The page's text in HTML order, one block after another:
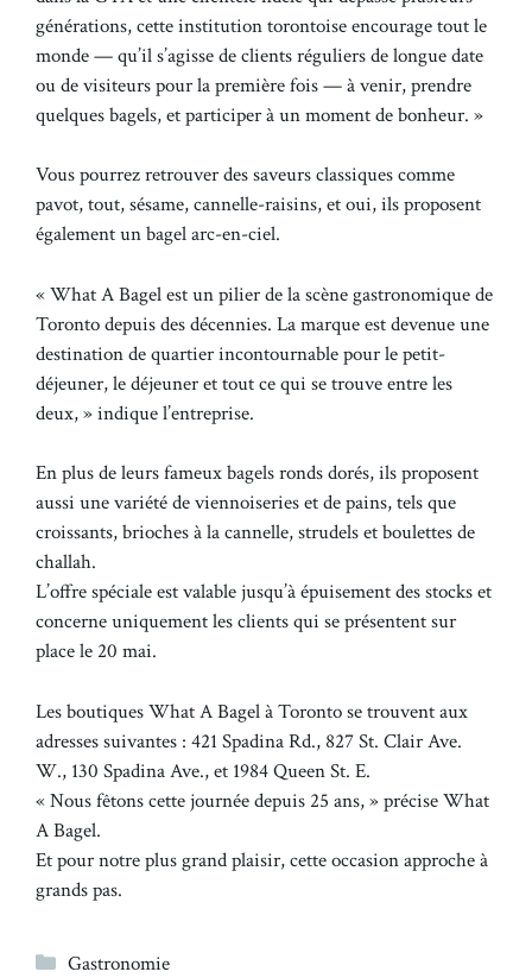
générations, cette institution torontoise encourage tout le
monde — qu’il s’agisse de clients réguliers de longue date
ou de visiteurs pour la première fois — à venir, prendre
quelques bagels, et participer à un moment de bonheur. »
Vous pourrez retrouver des saveurs classiques comme
pavot, tout, sésame, cannelle-raisins, et oui, ils proposent
également un bagel arc-en-ciel.
« What A Bagel est un pilier de la scène gastronomique de
Toronto depuis des décennies. La marque est devenue une
destination de quartier incontournable pour le petit-
déjeuner, le déjeuner et tout ce qui se trouve entre les
deux, » indique l’entreprise.
En plus de leurs fameux bagels ronds dorés, ils proposent
aussi une variété de viennoiseries et de pains, tels que
croissants, brioches à la cannelle, strudels et boulettes de
challah.
L’offre spéciale est valable jusqu’à épuisement des stocks et
concerne uniquement les clients qui se présentent sur
place le 20 mai.
Les boutiques What A Bagel à Toronto se trouvent aux
adresses suivantes : 421 Spadina Rd., 827 St. Clair Ave.
W., 130 Spadina Ave., et 1984 Queen St. E.
« Nous fêtons cette journée depuis 25 ans, » précise What
A Bagel.
Et pour notre plus grand plaisir, cette occasion approche à
grands pas.
Catégories
Gastronomie